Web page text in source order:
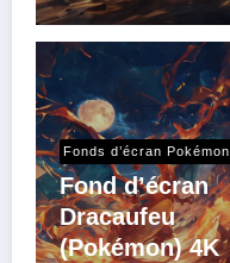
Fonds d’écran Pokémon
Fond d’écran
Dracaufeu
(Pokémon) 4K